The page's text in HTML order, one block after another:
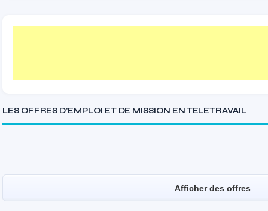
LES OFFRES D'EMPLOI ET DE MISSION EN TELETRAVAIL
Afficher des offres